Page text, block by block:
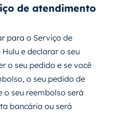
de atendimento
para o Serviço de
e declarar o seu
o seu pedido e se você
o seu pedido de
o seu reembolso será
bancária ou será